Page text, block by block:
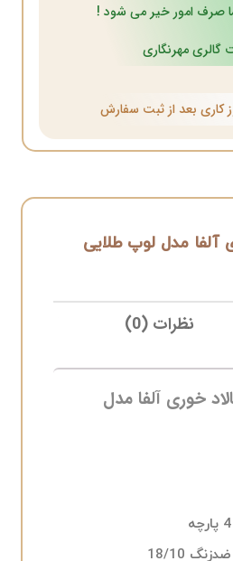
گالری مهرنگاری
آلفا مدل لوپ طلایی
نظرات (0)
خوری آلفا مدل
4 پارچه
18/10